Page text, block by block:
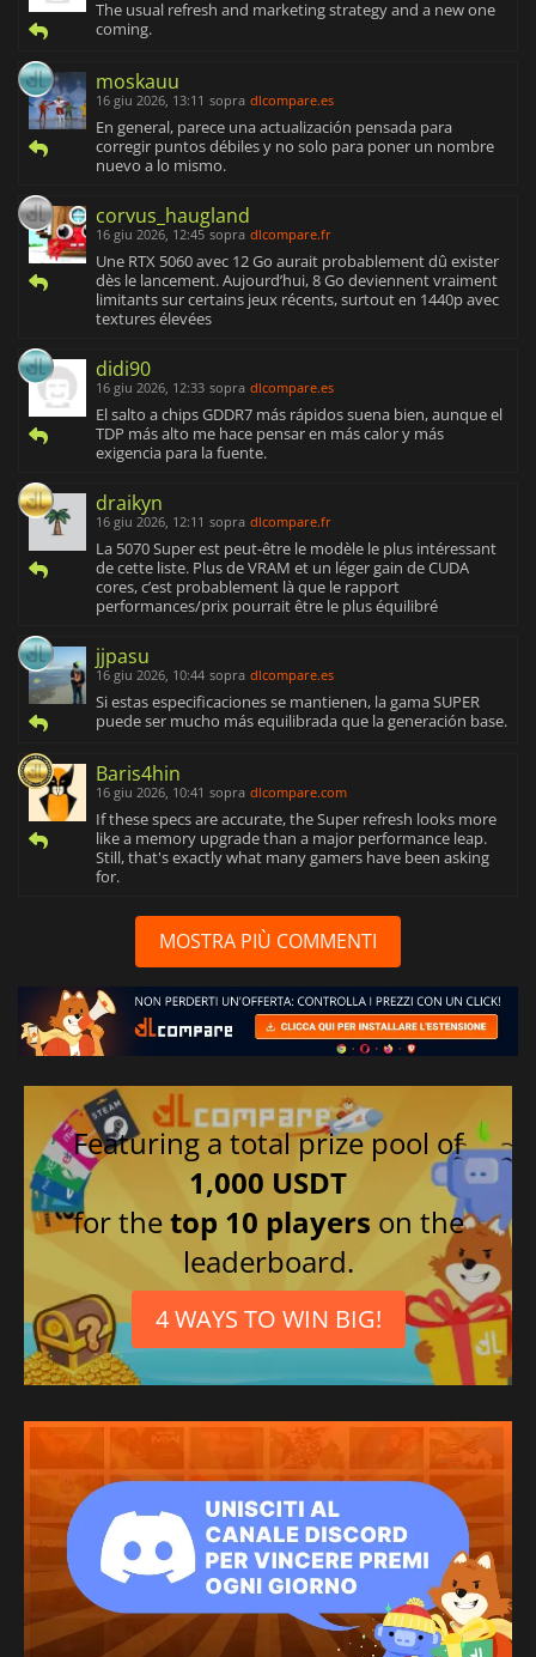
The usual refresh and marketing strategy and a new one
coming.
moskauu
16 giu 2026, 13:11 sopra dlcompare.es
En general, parece una actualización pensada para
corregir puntos débiles y no solo para poner un nombre
nuevo a lo mismo.
corvus_haugland
16 giu 2026, 12:45 sopra dlcompare.fr
Une RTX 5060 avec 12 Go aurait probablement dû exister
dès le lancement. Aujourd’hui, 8 Go deviennent vraiment
limitants sur certains jeux récents, surtout en 1440p avec
textures élevées
didi90
16 giu 2026, 12:33 sopra dlcompare.es
El salto a chips GDDR7 más rápidos suena bien, aunque el
TDP más alto me hace pensar en más calor y más
exigencia para la fuente.
draikyn
16 giu 2026, 12:11 sopra dlcompare.fr
La 5070 Super est peut-être le modèle le plus intéressant
de cette liste. Plus de VRAM et un léger gain de CUDA
cores, c’est probablement là que le rapport
performances/prix pourrait être le plus équilibré
jjpasu
16 giu 2026, 10:44 sopra dlcompare.es
Si estas especificaciones se mantienen, la gama SUPER
puede ser mucho más equilibrada que la generación base.
Baris4hin
16 giu 2026, 10:41 sopra dlcompare.com
If these specs are accurate, the Super refresh looks more
like a memory upgrade than a major performance leap.
Still, that's exactly what many gamers have been asking
for.
MOSTRA PIÙ COMMENTI
Featuring a total prize pool of
1,000 USDT
for thetop 10 players on the
leaderboard.
4 WAYS TO WIN BIG!